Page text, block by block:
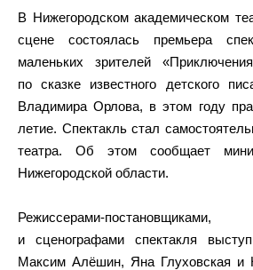
В Нижегородском академическом
сцене состоялась премьера
маленьких зрителей
по сказке известного детского
Владимира Орлова, в этом году
летие. Спектакль стал
театра. Об этом сообщает
Нижегородской области.
Режиссерами-
и сценографами спектакля
Максим Алёшин, Яна Глуховская и